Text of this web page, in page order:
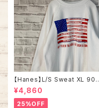
【Hanes】L/S Sweat XL 90s
ヘインズ スウェット トレーナー
星条旗 企業モノ vintage ヴィ
ンテージ アメリカ USA 古着
¥4,860
25%OFF